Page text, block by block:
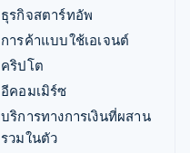
ธุรกิจสตาร์ทอัพ
การค้าแบบใช้เอเจนต์
คริปโต
อีคอมเมิร์ซ
บริการทางการเงินที่ผสาน
รวมในตัว